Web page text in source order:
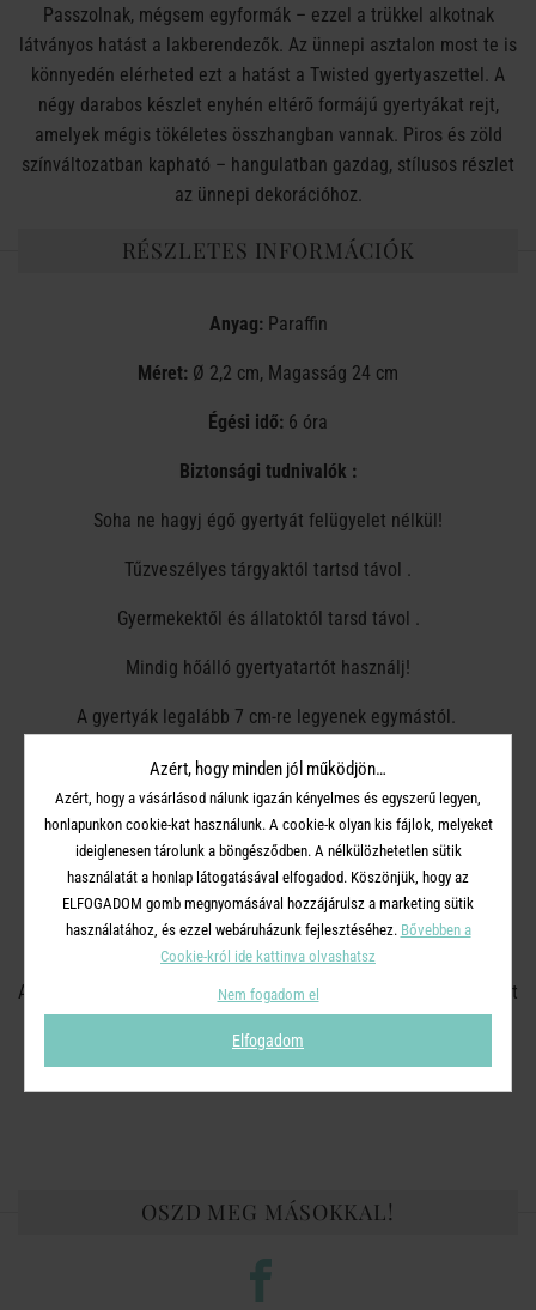
Passzolnak, mégsem egyformák – ezzel a trükkel alkotnak
látványos hatást a lakberendezők. Az ünnepi asztalon most te is
könnyedén elérheted ezt a hatást a Twisted gyertyaszettel. A
négy darabos készlet enyhén eltérő formájú gyertyákat rejt,
amelyek mégis tökéletes összhangban vannak. Piros és zöld
színváltozatban kapható – hangulatban gazdag, stílusos részlet
az ünnepi dekorációhoz.
RÉSZLETES INFORMÁCIÓK
Anyag: Paraffin
Méret: Ø 2,2 cm, Magasság 24 cm
Égési idő: 6 óra
Biztonsági tudnivalók :
Soha ne hagyj égő gyertyát felügyelet nélkül!
Tűzveszélyes tárgyaktól tartsd távol .
Gyermekektől és állatoktól tarsd távol .
Mindig hőálló gyertyatartót használj!
A gyertyák legalább 7 cm-re legyenek egymástól.
Ne gyújtsd meg huzatban.
Ne tedd közvetlenül hőforrás közelébe.
A kanócot vágd vissza 1 cm-esre.
Mindig koppantót használj a gyertya eloltásához! Ne fújd el a
lángot.
A gyertyaviaszt tartsd tisztán a szennyeződésektől és a használt
gyufáktól!
Vágd le a szélső részeket, ha azok magasabbak, mint 1 cm.
OSZD MEG MÁSOKKAL!
Azért, hogy minden jól működjön…
Azért, hogy a vásárlásod nálunk igazán kényelmes és egyszerű legyen,
honlapunkon cookie-kat használunk. A cookie-k olyan kis fájlok, melyeket
ideiglenesen tárolunk a böngésződben. A nélkülözhetetlen sütik
használatát a honlap látogatásával elfogadod. Köszönjük, hogy az
ELFOGADOM gomb megnyomásával hozzájárulsz a marketing sütik
használatához, és ezzel webáruházunk fejlesztéséhez. Bővebben a
Cookie-król ide kattinva olvashatsz
Nem fogadom el
Elfogadom